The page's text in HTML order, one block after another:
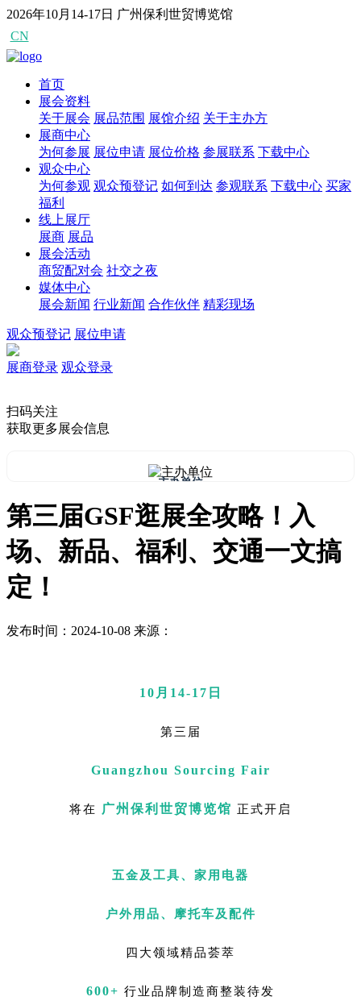
2026年10月14-17日 广州保利世贸博览馆
CN
首页
展会资料
关于展会 展品范围 展馆介绍 关于主办方
展商中心
为何参展 展位申请 展位价格 参展联系 下载中心
观众中心
为何参观 观众预登记 如何到达 参观联系 下载中心 买家
福利
线上展厅
展商 展品
展会活动
商贸配对会 社交之夜
媒体中心
展会新闻 行业新闻 合作伙伴 精彩现场
观众预登记 展位申请
展商登录 观众登录
扫码关注
获取更多展会信息
主办单位
第三届GSF逛展全攻略！入
场、新品、福利、交通一文搞
定！
发布时间：2024-10-08 来源：
10 月 14-17 日
第三届
Guangzhou Sourcing Fair
将在 广州保利世贸博览馆 正式开启
五金及工具、 家用电器
户外用品、 摩托车及配件
四大领域精品荟萃
600+ 行业品牌制造商整装待发